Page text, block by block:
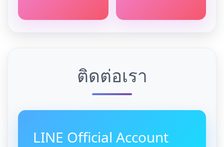
ติดต่อเรา
LINE Official Account